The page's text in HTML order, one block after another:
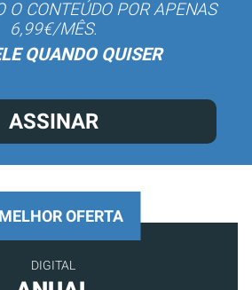
O CONTEÚDO POR APENAS
6,99€/MÊS.
QUANDO QUISER
ASSINAR
OFERTA
DIGITAL